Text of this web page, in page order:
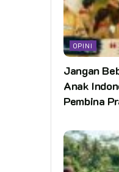
OPINI
Jangan
Anak
Pembina